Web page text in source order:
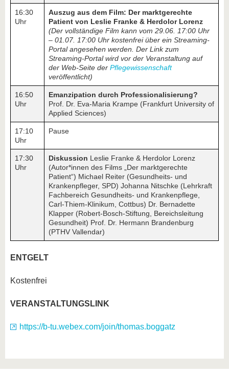
16:30
Uhr
Auszug aus dem Film: Der marktgerechte
Patient von Leslie Franke & Herdolor Lorenz
(Der vollständige Film kann vom 29.06. 17:00 Uhr
– 01.07. 17:00 Uhr kostenfrei über ein Streaming-
Portal angesehen werden. Der Link zum
Streaming-Portal wird vor der Veranstaltung auf
der Web-Seite der Pflegewissenschaft
veröffentlicht)
16:50
Uhr
Emanzipation durch Professionalisierung?
Prof. Dr. Eva-Maria Krampe (Frankfurt University of
Applied Sciences)
17:10
Uhr
Pause
17:30
Uhr
Diskussion Leslie Franke & Herdolor Lorenz
(Autor*innen des Films „Der marktgerechte
Patient“) Michael Reiter (Gesundheits- und
Krankenpfleger, SPD) Johanna Nitschke (Lehrkraft
Fachbereich Gesundheits- und Krankenpflege,
Carl-Thiem-Klinikum, Cottbus) Dr. Bernadette
Klapper (Robert-Bosch-Stiftung, Bereichsleitung
Gesundheit) Prof. Dr. Hermann Brandenburg
(PTHV Vallendar)
ENTGELT
Kostenfrei
VERANSTALTUNGSLINK
https://b-tu.webex.com/join/thomas.boggatz